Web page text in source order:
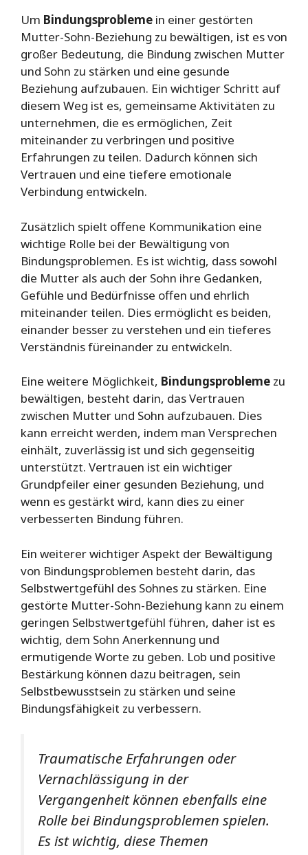
Um Bindungsprobleme in einer gestörten
Mutter-Sohn-Beziehung zu bewältigen, ist es von
großer Bedeutung, die Bindung zwischen Mutter
und Sohn zu stärken und eine gesunde
Beziehung aufzubauen. Ein wichtiger Schritt auf
diesem Weg ist es, gemeinsame Aktivitäten zu
unternehmen, die es ermöglichen, Zeit
miteinander zu verbringen und positive
Erfahrungen zu teilen. Dadurch können sich
Vertrauen und eine tiefere emotionale
Verbindung entwickeln.
Zusätzlich spielt offene Kommunikation eine
wichtige Rolle bei der Bewältigung von
Bindungsproblemen. Es ist wichtig, dass sowohl
die Mutter als auch der Sohn ihre Gedanken,
Gefühle und Bedürfnisse offen und ehrlich
miteinander teilen. Dies ermöglicht es beiden,
einander besser zu verstehen und ein tieferes
Verständnis füreinander zu entwickeln.
Eine weitere Möglichkeit, Bindungsprobleme zu
bewältigen, besteht darin, das Vertrauen
zwischen Mutter und Sohn aufzubauen. Dies
kann erreicht werden, indem man Versprechen
einhält, zuverlässig ist und sich gegenseitig
unterstützt. Vertrauen ist ein wichtiger
Grundpfeiler einer gesunden Beziehung, und
wenn es gestärkt wird, kann dies zu einer
verbesserten Bindung führen.
Ein weiterer wichtiger Aspekt der Bewältigung
von Bindungsproblemen besteht darin, das
Selbstwertgefühl des Sohnes zu stärken. Eine
gestörte Mutter-Sohn-Beziehung kann zu einem
geringen Selbstwertgefühl führen, daher ist es
wichtig, dem Sohn Anerkennung und
ermutigende Worte zu geben. Lob und positive
Bestärkung können dazu beitragen, sein
Selbstbewusstsein zu stärken und seine
Bindungsfähigkeit zu verbessern.
Traumatische Erfahrungen oder
Vernachlässigung in der
Vergangenheit können ebenfalls eine
Rolle bei Bindungsproblemen spielen.
Es ist wichtig, diese Themen